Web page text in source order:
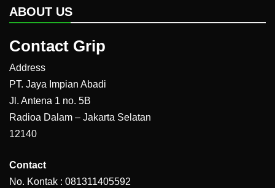
ABOUT US
Contact Grip
Address
PT. Jaya Impian Abadi
Jl. Antena 1 no. 5B
Radioa Dalam – Jakarta Selatan
12140
Contact
No. Kontak : 081311405592